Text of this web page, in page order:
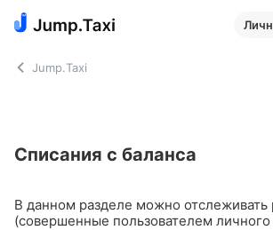
Jump.Taxi
Списания с баланса
В данном разделе можно отслеживать
(совершенные пользователем личного